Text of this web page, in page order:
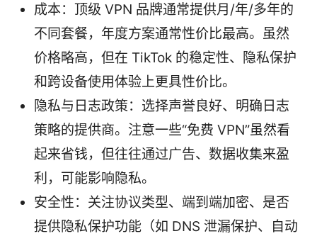
成本：顶级 VPN 品牌通常提供月/年/多年的
不同套餐，年度方案通常性价比最高。虽然
价格略高，但在 TikTok 的稳定性、隐私保护
和跨设备使用体验上更具性价比。
隐私与日志政策：选择声誉良好、明确日志
策略的提供商。注意一些“免费 VPN”虽然看
起来省钱，但往往通过广告、数据收集来盈
利，可能影响隐私。
安全性：关注协议类型、端到端加密、是否
提供隐私保护功能（如 DNS 泄漏保护、自动